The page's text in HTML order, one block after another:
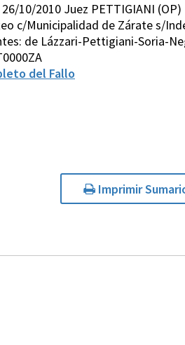
26/10/2010 Juez PETTIGIANI (OP)
c/Municipalidad de Zárate s/
de Lázzari-Pettigiani-Soria-
del Fallo
Imprimir